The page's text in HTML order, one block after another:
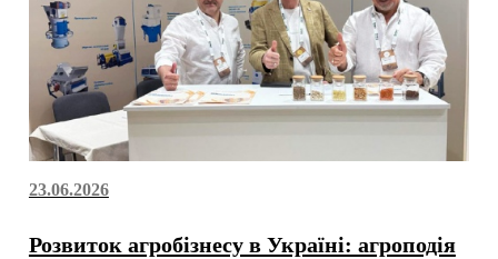
23.06.2026
Розвиток агробізнесу в Україні: агроподія